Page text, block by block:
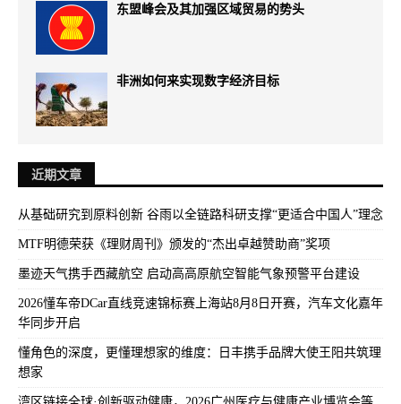
东盟峰会及其加强区域贸易的势头
非洲如何来实现数字经济目标
近期文章
从基础研究到原料创新 谷雨以全链路科研支撑“更适合中国人”理念
MTF明德荣获《理财周刊》颁发的“杰出卓越赞助商”奖项
墨迹天气携手西藏航空 启动高高原航空智能气象预警平台建设
2026懂车帝DCar直线竞速锦标赛上海站8月8日开赛，汽车文化嘉年
华同步开启
懂角色的深度，更懂理想家的维度：日丰携手品牌大使王阳共筑理
想家